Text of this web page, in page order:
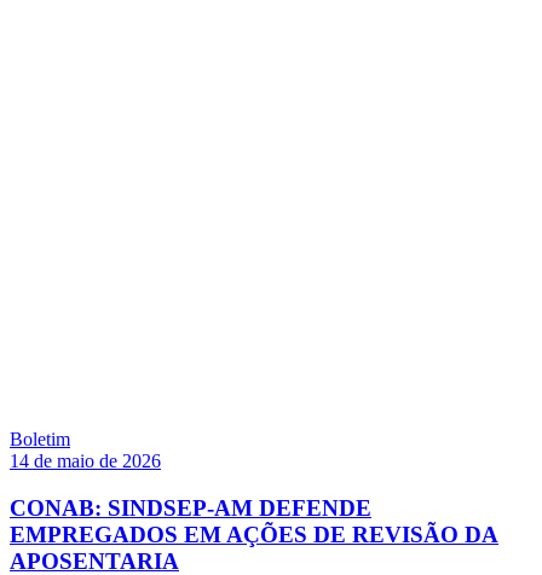
Boletim
14 de maio de 2026
CONAB: SINDSEP-AM DEFENDE
EMPREGADOS EM AÇÕES DE REVISÃO DA
APOSENTARIA